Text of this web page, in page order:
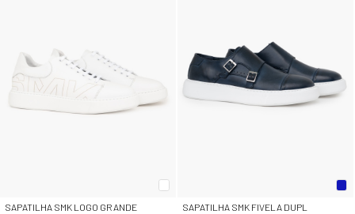
SAPATILHA SMK LOGO GRANDE
SAPATILHA SMK FIVELA DUPL